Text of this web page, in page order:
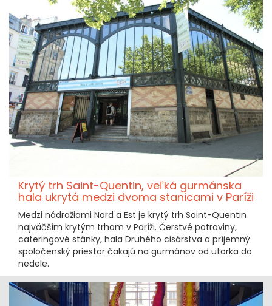
Krytý trh Saint-Quentin, veľká gurmánska
hala ukrytá medzi dvoma stanicami v Paríži
Medzi nádražiami Nord a Est je krytý trh Saint-Quentin
najväčším krytým trhom v Paríži. Čerstvé potraviny,
cateringové stánky, hala Druhého cisárstva a príjemný
spoločenský priestor čakajú na gurmánov od utorka do
nedele.